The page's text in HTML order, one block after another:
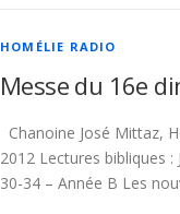
HOMÉLIE RADIO
Messe du 16e
Chanoine José Mittaz,
2012 Lectures bibliques :
30-34 – Année B Les